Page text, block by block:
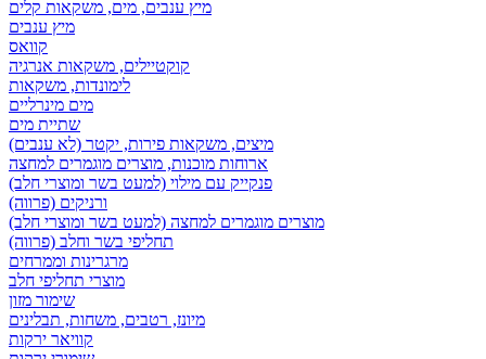
מיץ ענבים, מים, משקאות קלים
מיץ ענבים
קוואס
קוקטיילים, משקאות אנרגיה
לימונדות, משקאות
מים מינרליים
שתיית מים
מיצים, משקאות פירות, יקטר (לא ענבים)
ארוחות מוכנות, מוצרים מוגמרים למחצה
פנקייק עם מילוי (למעט בשר ומוצרי חלב)
ורניקים (פרווה)
מוצרים מוגמרים למחצה (למעט בשר ומוצרי חלב)
תחליפי בשר וחלב (פרווה)
מרגרינות וממרחים
מוצרי תחליפי חלב
שימור מזון
מיונז, רטבים, משחות, תבלינים
קוויאר ירקות